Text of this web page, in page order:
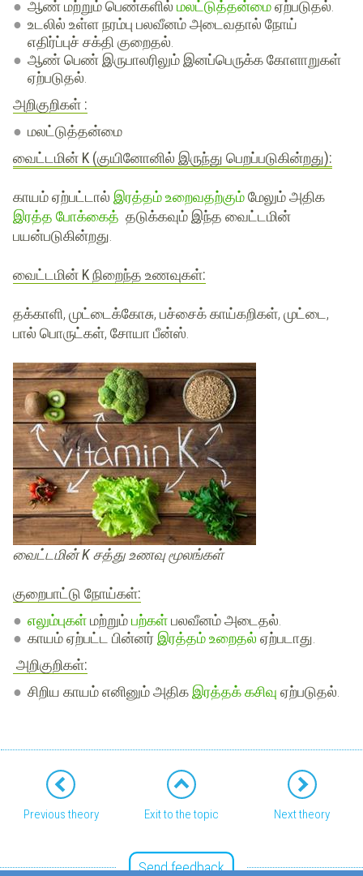
ஆண்மற்றும்பெண்களில் மலட்டுத்தன்மைஏற்படுதல்.
உடலில் உள்ளநரம்பு பலவீனம்அடைவதால் நோய்
எதிர்ப்புச் சக்தி குறைதல்.
ஆண் பெண் இருபாலரிலும் இனப்பெருக்க கோளாறுகள்
ஏற்படுதல்.
அறிகுறிகள் :
மலட்டுத்தன்மை
வைட்டமின் K (குயினோனில் இருந்து பெறப்படுகின்றது):
காயம் ஏற்பட்டால் இரத்தம் உறைவதற்கும்மேலும் அதிக
இரத்த போக்கைத் தடுக்கவும் இந்த வைட்டமின்
பயன்படுகின்றது.
வைட்டமின் K நிறைந்த உணவுகள்:
தக்காளி, முட்டைக்கோசு, பச்சைக் காய்கறிகள், முட்டை,
பால் பொருட்கள், சோயா பீன்ஸ்.
வைட்டமின் K சத்து உணவு மூலங்கள்
குறைபாட்டு நோய்கள்:
எலும்புகள்மற்றும்பற்கள்பலவீனம் அடைதல்.
காயம் ஏற்பட்ட பின்னர் இரத்தம் உறைதல் ஏற்படாது.
அறிகுறிகள்:
சிறிய காயம் எனினும் அதிக இரத்தக் கசிவு ஏற்படுதல்.
Previous theory Exit to the topic Next theory
Send feedback